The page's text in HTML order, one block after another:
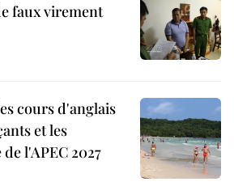
faux virement
cours d'anglais
et les
l'APEC 2027